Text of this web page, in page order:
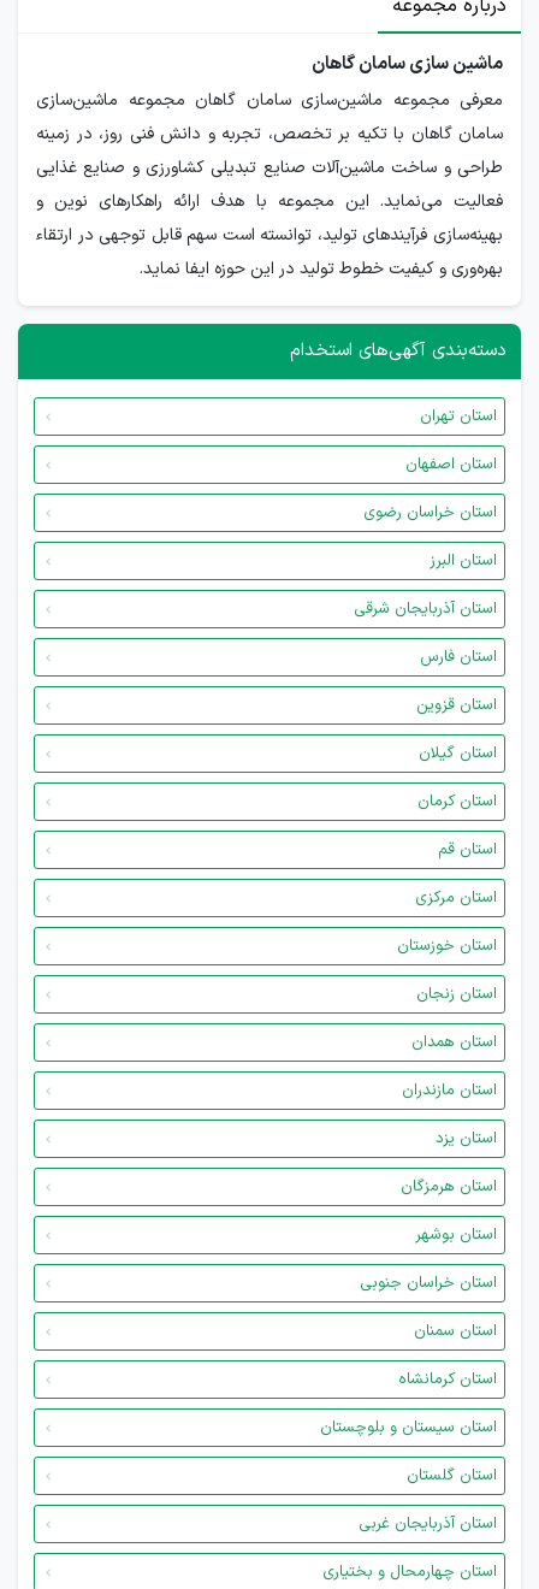
درباره مجموعه
ماشین سازی سامان گاهان
معرفی مجموعه ماشین‌سازی سامان گاهان مجموعه ماشین‌سازی
سامان گاهان با تکیه بر تخصص، تجربه و دانش فنی روز، در زمینه
طراحی و ساخت ماشین‌آلات صنایع تبدیلی کشاورزی و صنایع غذایی
فعالیت می‌نماید. این مجموعه با هدف ارائه راهکارهای نوین و
بهینه‌سازی فرآیندهای تولید، توانسته است سهم قابل توجهی در ارتقاء
بهره‌وری و کیفیت خطوط تولید در این حوزه ایفا نماید.
دسته‌بندی آگهی‌های استخدام
استان تهران
استان اصفهان
استان خراسان رضوی
استان البرز
استان آذربایجان شرقی
استان فارس
استان قزوین
استان گیلان
استان کرمان
استان قم
استان مرکزی
استان خوزستان
استان زنجان
استان همدان
استان مازندران
استان یزد
استان هرمزگان
استان بوشهر
استان خراسان جنوبی
استان سمنان
استان کرمانشاه
استان سیستان و بلوچستان
استان گلستان
استان آذربایجان غربی
استان چهارمحال و بختیاری